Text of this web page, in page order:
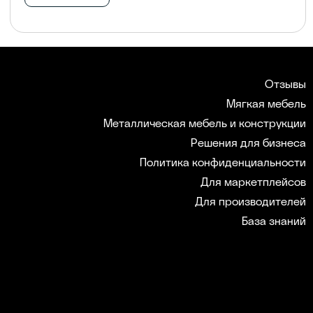
Отзывы
Мягкая мебель
Металлическая мебель и конструкции
Решения для бизнеса
Политика конфиденциальности
Для маркетплейсов
Для производителей
База знаний